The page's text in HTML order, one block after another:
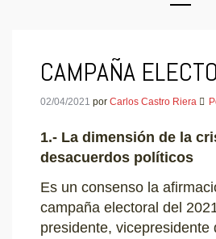
CAMPAÑA
02/04/2021 por Carlos Castro Riera
1.- La dimensión de la
desacuerdos políticos
Es un consenso la
campaña electoral del
presidente, vicepresidente